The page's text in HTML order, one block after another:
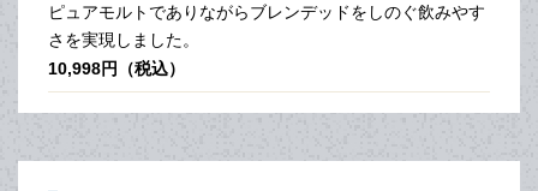
ピュアモルトでありながらブレンデッドをしのぐ飲みやす
さを実現しました。
10,998円（税込）